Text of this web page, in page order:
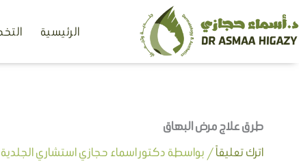
تخطي
إلى
الرئيسية
طرق علاج مرض البهاق
اترك تعليقاً/ بواسطة دكتور اسماء حجازي استشاري الجلدية